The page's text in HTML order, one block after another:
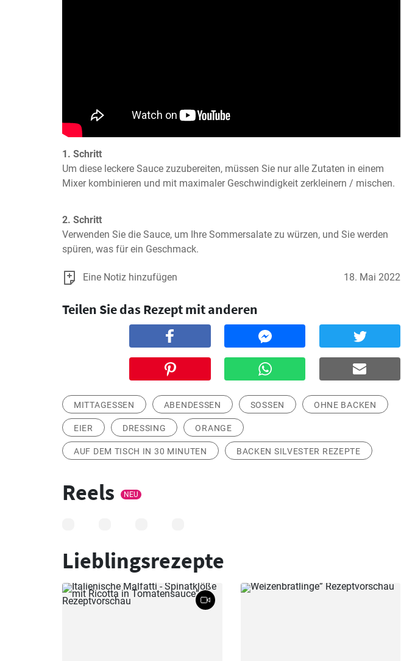
1. Schritt
Um diese leckere Sauce zuzubereiten, müssen Sie nur alle Zutaten in einem
Mixer kombinieren und mit maximaler Geschwindigkeit zerkleinern / mischen.
2. Schritt
Verwenden Sie die Sauce, um Ihre Sommersalate zu würzen, und Sie werden
spüren, was für ein Geschmack.
Eine Notiz hinzufügen 18. Mai 2022
Teilen Sie das Rezept mit anderen
MITTAGESSEN ABENDESSEN SOSSEN OHNE BACKEN
EIER DRESSING ORANGE
AUF DEM TISCH IN 30 MINUTEN BACKEN SILVESTER REZEPTE
Reels NEU
Lieblingsrezepte